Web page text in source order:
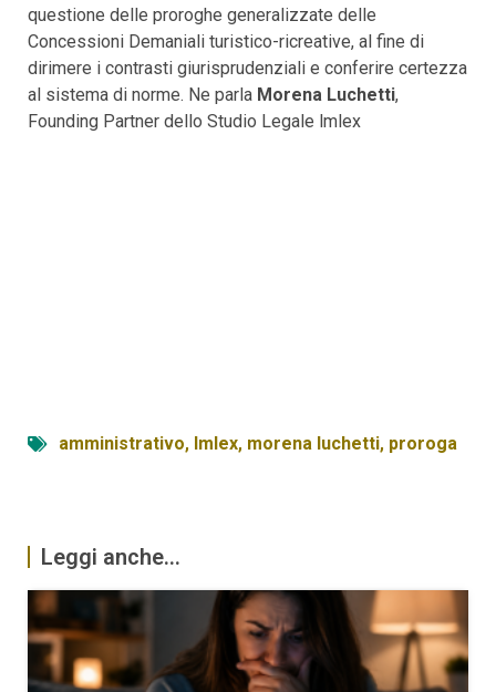
questione delle proroghe generalizzate delle
Concessioni Demaniali turistico-ricreative, al fine di
dirimere i contrasti giurisprudenziali e conferire certezza
al sistema di norme. Ne parla Morena Luchetti,
Founding Partner dello Studio Legale lmlex
amministrativo, lmlex, morena luchetti, proroga
Leggi anche...